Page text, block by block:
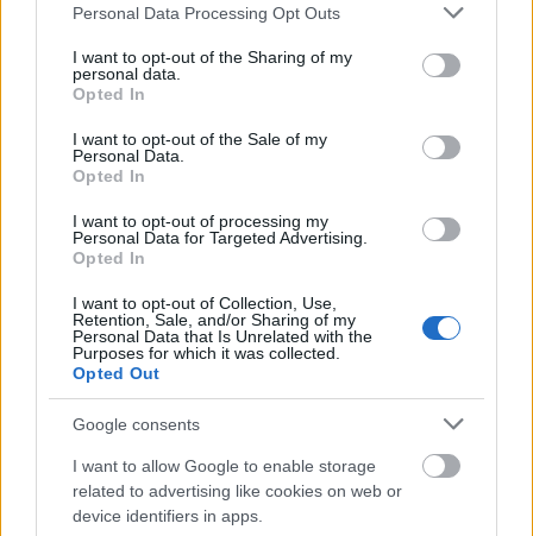
Please note that this website/app uses one or more Google
not limited to your visit or usage behaviour. You may click to
grant or deny consent to Google and its third-party tags to
use your data for below specified purposes in below Google
consent section.
Personal Data Processing Opt Outs
I want to opt-out of the Sharing of my
personal data.
Opted In
I want to opt-out of the Sale of my
Personal Data.
Opted In
I want to opt-out of processing my
Personal Data for Targeted Advertising.
Opted In
I want to opt-out of Collection, Use,
Retention, Sale, and/or Sharing of my
Personal Data that Is Unrelated with the
Purposes for which it was collected.
Opted Out
Google consents
I want to allow Google to enable storage
related to advertising like cookies on web or
device identifiers in apps.
Руккола нь таны хоолонд чинжүүний амттай
хялбар тул хоолыг тань сонирхолтой болгодог. Та
хоол хийхдээ рукколаг амтлах өөр өөр аргыг туршиж
Руккола гол амтлагч эсвэл бусад ногоонуудтай
хольж хэрэглэж болох салатнаас эхэл.
Шаржигнуур, амттай болгохын тулд сэндвич
эсвэл ороомог дээрээ нэмээрэй. Тэжээллэг,
амттай хоол хийхийн тулд руккола, интоорын
улаан лооль, шарсан тахианы махыг гоймонгийн
саванд хийж үзээрэй.
Рукколагийн эрүүл мэндэд үзүүлэх ашиг тусыг
нэмэгдүүлэхийн тулд үүнийг С аминдэмээр
баялаг хоол хүнстэй хослуулаарай. Цитрус жимс,
амтат чинжүү эсвэл улаан лооль нь хамтдаа
гайхалтай амттай байхаас гадна бие махбодид
төмрийг илүү сайн шингээхэд тусалдаг. Энэ арга
нь таны хоолыг илүү эрүүл болгож чадна.